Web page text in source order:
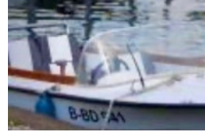
Equipamentos
para
barcos
Barcos
roubados